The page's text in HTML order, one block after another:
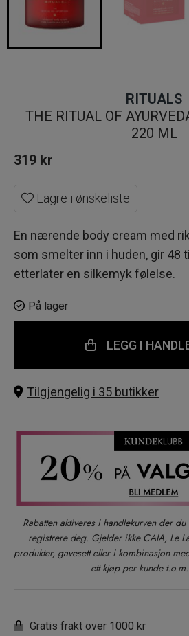
RITUALS
THE RITUAL OF
220 ML
319 kr
Lagre i ønskeliste
En nærende body cream med
som smelter inn i huden, gir 48
etterlater en silkemyk følelse.
På lager
LEGG I
Tilgjengelig i 35 butikker
Rabatten aktiveres i handlekurven der
registrere deg. Gjelder ikke CAIA, Le
produkter, gavesett eller i kombinasjon
ett kjøp per kunde
Gratis frakt over 1000 kr